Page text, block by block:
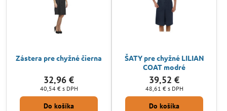
Zástera pre chyžné čierna
32,96 €
40,54 € s DPH
Do košíka
ŠATY pre chyžné LILIAN
COAT modré
39,52 €
48,61 € s DPH
Do košíka